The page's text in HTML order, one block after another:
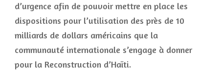
d’urgence afin de pouvoir mettre en place les
dispositions pour l’utilisation des près de 10
milliards de dollars américains que la
communauté internationale s’engage à donner
pour la Reconstruction d’Haïti.